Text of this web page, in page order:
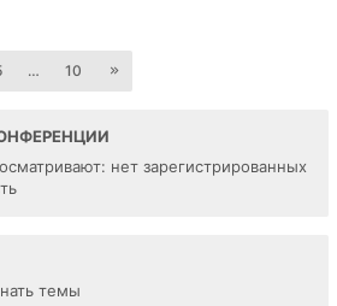
… 10
нет зарегистрированных
темы